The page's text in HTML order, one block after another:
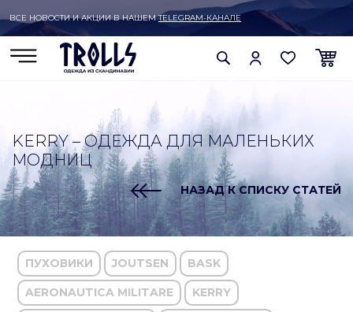
ВСЕ НОВОСТИ И АКЦИИ В НАШЕМTELEGRAM-КАНАЛЕ
KERRY – ОДЕЖДА ДЛЯ МАЛЕНЬКИХ
МОДНИЦ
НАЗАД К СПИСКУ СТАТЕЙ
ПУХОВИКИ JOUTSEN BASK
AERONAUTICA MILITARE KERRY